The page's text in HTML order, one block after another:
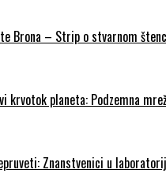
Brona – Strip o stvarnom
krvotok planeta: Podzemna
Znanstvenici u